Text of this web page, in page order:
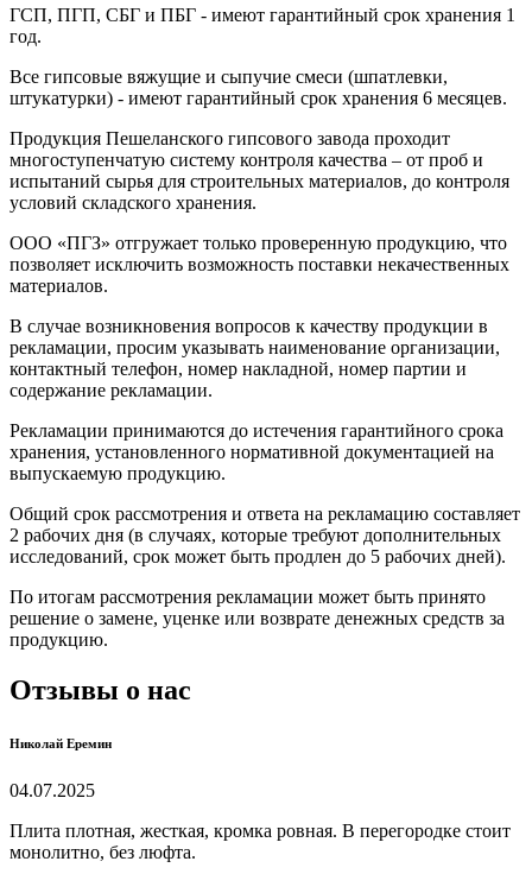
ГСП, ПГП, СБГ и ПБГ - имеют гарантийный срок хранения 1
год.
Все гипсовые вяжущие и сыпучие смеси (шпатлевки,
штукатурки) - имеют гарантийный срок хранения 6 месяцев.
Продукция Пешеланского гипсового завода проходит
многоступенчатую систему контроля качества – от проб и
испытаний сырья для строительных материалов, до контроля
условий складского хранения.
ООО «ПГЗ» отгружает только проверенную продукцию, что
позволяет исключить возможность поставки некачественных
материалов.
В случае возникновения вопросов к качеству продукции в
рекламации, просим указывать наименование организации,
контактный телефон, номер накладной, номер партии и
содержание рекламации.
Рекламации принимаются до истечения гарантийного срока
хранения, установленного нормативной документацией на
выпускаемую продукцию.
Общий срок рассмотрения и ответа на рекламацию составляет
2 рабочих дня (в случаях, которые требуют дополнительных
исследований, срок может быть продлен до 5 рабочих дней).
По итогам рассмотрения рекламации может быть принято
решение о замене, уценке или возврате денежных средств за
продукцию.
Отзывы о нас
Николай Еремин
04.07.2025
Плита плотная, жесткая, кромка ровная. В перегородке стоит
монолитно, без люфта.